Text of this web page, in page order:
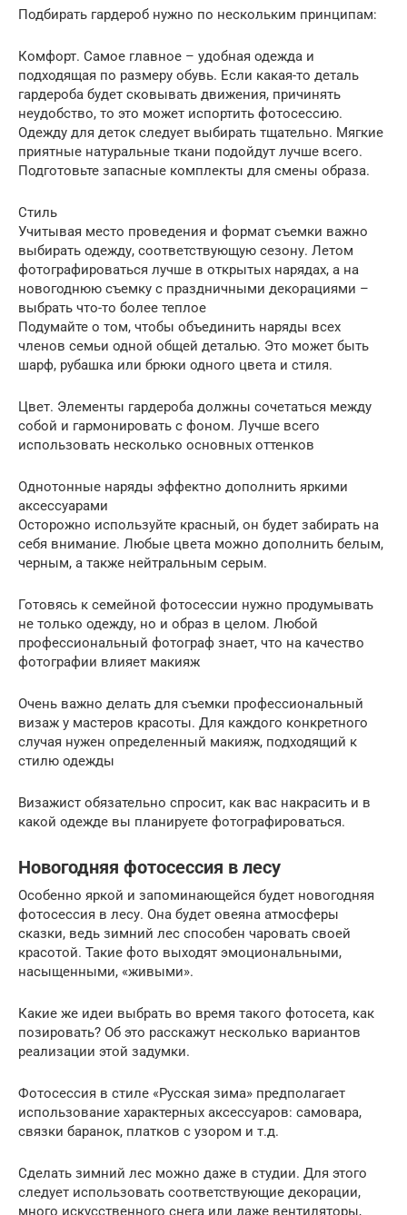
Подбирать гардероб нужно по нескольким принципам:
Комфорт. Самое главное – удобная одежда и
подходящая по размеру обувь. Если какая-то деталь
гардероба будет сковывать движения, причинять
неудобство, то это может испортить фотосессию.
Одежду для деток следует выбирать тщательно. Мягкие
приятные натуральные ткани подойдут лучше всего.
Подготовьте запасные комплекты для смены образа.
Стиль
Учитывая место проведения и формат съемки важно
выбирать одежду, соответствующую сезону. Летом
фотографироваться лучше в открытых нарядах, а на
новогоднюю съемку с праздничными декорациями –
выбрать что-то более теплое
Подумайте о том, чтобы объединить наряды всех
членов семьи одной общей деталью. Это может быть
шарф, рубашка или брюки одного цвета и стиля.
Цвет. Элементы гардероба должны сочетаться между
собой и гармонировать с фоном. Лучше всего
использовать несколько основных оттенков
Однотонные наряды эффектно дополнить яркими
аксессуарами
Осторожно используйте красный, он будет забирать на
себя внимание. Любые цвета можно дополнить белым,
черным, а также нейтральным серым.
Готовясь к семейной фотосессии нужно продумывать
не только одежду, но и образ в целом. Любой
профессиональный фотограф знает, что на качество
фотографии влияет макияж
Очень важно делать для съемки профессиональный
визаж у мастеров красоты. Для каждого конкретного
случая нужен определенный макияж, подходящий к
стилю одежды
Визажист обязательно спросит, как вас накрасить и в
какой одежде вы планируете фотографироваться.
Новогодняя фотосессия в лесу
Особенно яркой и запоминающейся будет новогодняя
фотосессия в лесу. Она будет овеяна атмосферы
сказки, ведь зимний лес способен чаровать своей
красотой. Такие фото выходят эмоциональными,
насыщенными, «живыми».
Какие же идеи выбрать во время такого фотосета, как
позировать? Об это расскажут несколько вариантов
реализации этой задумки.
Фотосессия в стиле «Русская зима» предполагает
использование характерных аксессуаров: самовара,
связки баранок, платков с узором и т.д.
Сделать зимний лес можно даже в студии. Для этого
следует использовать соответствующие декорации,
много искусственного снега или даже вентиляторы,